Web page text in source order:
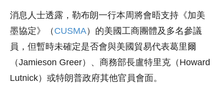
消息人士透露，勒布朗一行本周將會晤支持《加美
墨協定》（ CUSMA）的美國工商團體及多名參議
員，但暫時未確定是否會與美國貿易代表葛里爾
（Jamieson Greer）、商務部長盧特里克（Howard
Lutnick）或特朗普政府其他官員會面。